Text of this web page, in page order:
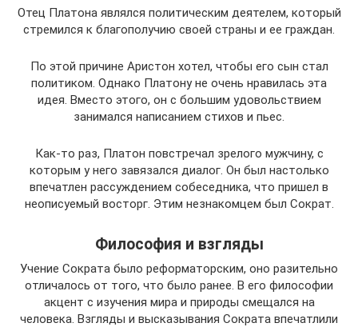
Отец Платона являлся политическим деятелем, который
стремился к благополучию своей страны и ее граждан.
По этой причине Аристон хотел, чтобы его сын стал
политиком. Однако Платону не очень нравилась эта
идея. Вместо этого, он с большим удовольствием
занимался написанием стихов и пьес.
Как-то раз, Платон повстречал зрелого мужчину, с
которым у него завязался диалог. Он был настолько
впечатлен рассуждением собеседника, что пришел в
неописуемый восторг. Этим незнакомцем был Сократ.
Философия и взгляды
Учение Сократа было реформаторским, оно разительно
отличалось от того, что было ранее. В его философии
акцент с изучения мира и природы смещался на
человека. Взгляды и высказывания Сократа впечатлили